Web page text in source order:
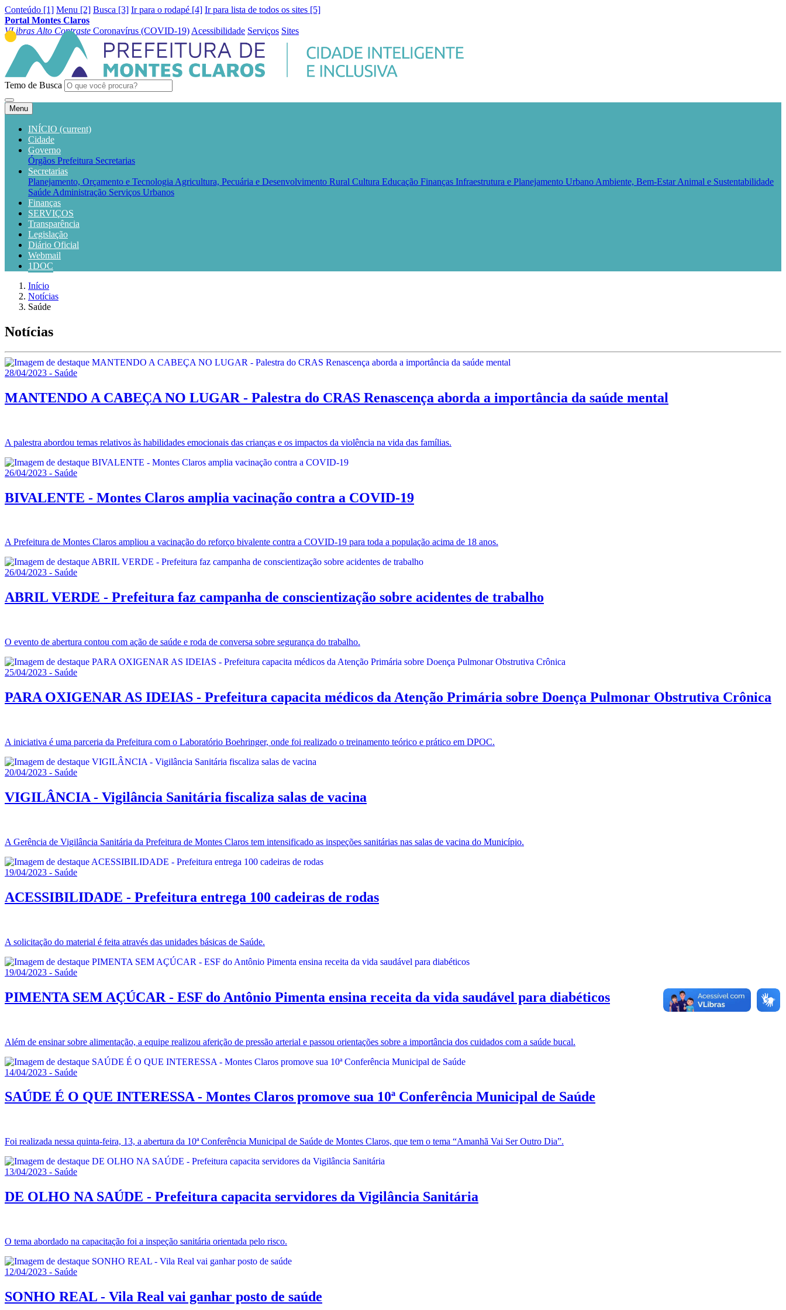
Conteúdo [1] Menu [2] Busca [3] Ir para o rodapé [4] Ir para lista de todos os sites [5]
Portal Montes Claros
VLibras Alto Contraste Coronavírus (COVID-19) Acessibilidade Serviços Sites
Temo de Busca
Menu
INÍCIO (current)
Cidade
Governo
Órgãos Prefeitura Secretarias
Secretarias
Planejamento, Orçamento e Tecnologia Agricultura, Pecuária e Desenvolvimento Rural Cultura Educação Finanças Infraestrutura e Planejamento Urbano Ambiente, Bem-Estar Animal e Sustentabilidade
Saúde Administração Serviços Urbanos
Finanças
SERVIÇOS
Transparência
Legislação
Diário Oficial
Webmail
1DOC
Início
Notícias
Saúde
Notícias
28/04/2023 - Saúde
MANTENDO A CABEÇA NO LUGAR - Palestra do CRAS Renascença aborda a importância da saúde mental
A palestra abordou temas relativos às habilidades emocionais das crianças e os impactos da violência na vida das famílias.
26/04/2023 - Saúde
BIVALENTE - Montes Claros amplia vacinação contra a COVID-19
A Prefeitura de Montes Claros ampliou a vacinação do reforço bivalente contra a COVID-19 para toda a população acima de 18 anos.
26/04/2023 - Saúde
ABRIL VERDE - Prefeitura faz campanha de conscientização sobre acidentes de trabalho
O evento de abertura contou com ação de saúde e roda de conversa sobre segurança do trabalho.
25/04/2023 - Saúde
PARA OXIGENAR AS IDEIAS - Prefeitura capacita médicos da Atenção Primária sobre Doença Pulmonar Obstrutiva Crônica
A iniciativa é uma parceria da Prefeitura com o Laboratório Boehringer, onde foi realizado o treinamento teórico e prático em DPOC.
20/04/2023 - Saúde
VIGILÂNCIA - Vigilância Sanitária fiscaliza salas de vacina
A Gerência de Vigilância Sanitária da Prefeitura de Montes Claros tem intensificado as inspeções sanitárias nas salas de vacina do Município.
19/04/2023 - Saúde
ACESSIBILIDADE - Prefeitura entrega 100 cadeiras de rodas
A solicitação do material é feita através das unidades básicas de Saúde.
19/04/2023 - Saúde
PIMENTA SEM AÇÚCAR - ESF do Antônio Pimenta ensina receita da vida saudável para diabéticos
Além de ensinar sobre alimentação, a equipe realizou aferição de pressão arterial e passou orientações sobre a importância dos cuidados com a saúde bucal.
14/04/2023 - Saúde
SAÚDE É O QUE INTERESSA - Montes Claros promove sua 10ª Conferência Municipal de Saúde
Foi realizada nessa quinta-feira, 13, a abertura da 10ª Conferência Municipal de Saúde de Montes Claros, que tem o tema “Amanhã Vai Ser Outro Dia”.
13/04/2023 - Saúde
DE OLHO NA SAÚDE - Prefeitura capacita servidores da Vigilância Sanitária
O tema abordado na capacitação foi a inspeção sanitária orientada pelo risco.
12/04/2023 - Saúde
SONHO REAL - Vila Real vai ganhar posto de saúde